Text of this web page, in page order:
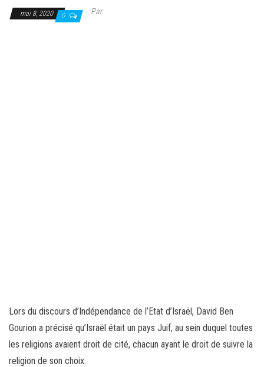
mai 8, 2020 0 Par
Lors du discours d’Indépendance de l’Etat d’Israël, David Ben
Gourion a précisé qu’Israël était un pays Juif, au sein duquel toutes
les religions avaient droit de cité, chacun ayant le droit de suivre la
religion de son choix.